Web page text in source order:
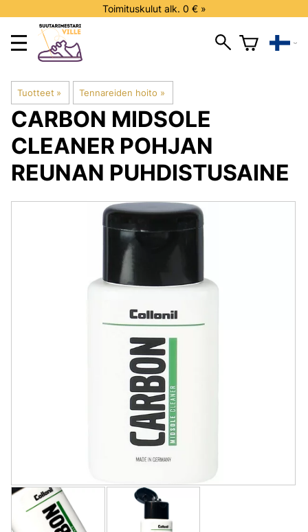
Toimituskulut alk. 0 € »
Tuotteet ‪» Tennareiden hoito ‪»
CARBON MIDSOLE
CLEANER POHJAN
REUNAN PUHDISTUSAINE